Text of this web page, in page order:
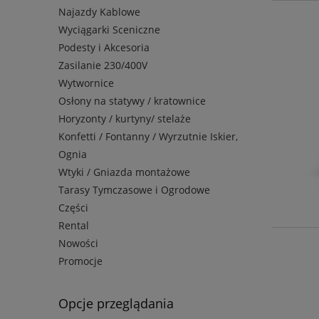
Najazdy Kablowe
Wyciągarki Sceniczne
Podesty i Akcesoria
Zasilanie 230/400V
Wytwornice
Osłony na statywy / kratownice
Horyzonty / kurtyny/ stelaże
Konfetti / Fontanny / Wyrzutnie Iskier,
Ognia
Wtyki / Gniazda montażowe
Tarasy Tymczasowe i Ogrodowe
Części
Rental
Nowości
Promocje
Opcje przeglądania